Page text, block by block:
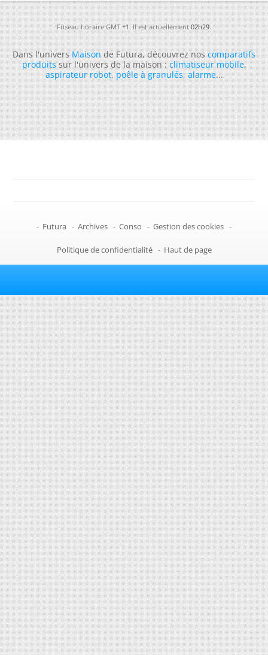
Fuseau horaire GMT +1. Il est actuellement02h29.
Dans l'universMaisonde Futura, découvrez noscomparatifs
produitssur l'univers de la maison :climatiseur mobile,
aspirateur robot,poêle à granulés,alarme...
- Futura - Archives - Conso - Gestion des cookies -
Politique de confidentialité - Haut de page